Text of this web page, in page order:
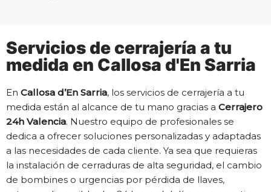
Servicios de cerrajería a tu
medida en Callosa d'En Sarria
En Callosa d’En Sarria, los servicios de cerrajería a tu
medida están al alcance de tu mano gracias a Cerrajero
24h Valencia. Nuestro equipo de profesionales se
dedica a ofrecer soluciones personalizadas y adaptadas
a las necesidades de cada cliente. Ya sea que requieras
la instalación de cerraduras de alta seguridad, el cambio
de bombines o urgencias por pérdida de llaves,